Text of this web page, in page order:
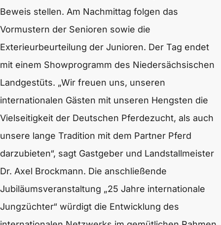
Beweis stellen. Am Nachmittag folgen das
Vormustern der Senioren sowie die
Exterieurbeurteilung der Junioren. Der Tag endet
mit einem Showprogramm des Niedersächsischen
Landgestüts. „Wir freuen uns, unseren
internationalen Gästen mit unseren Hengsten die
Vielseitigkeit der Deutschen Pferdezucht, als auch
unsere lange Tradition mit dem Partner Pferd
darzubieten“, sagt Gastgeber und Landstallmeister
Dr. Axel Brockmann. Die anschließende
Jubiläumsveranstaltung „25 Jahre internationale
Jungzüchter“ würdigt die Entwicklung des